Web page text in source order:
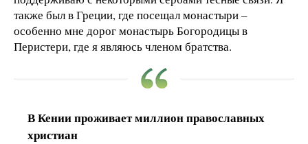
также был в Греции, где посещал монастыри –
особенно мне дорог монастырь Богородицы в
Перистери, где я являюсь членом братства.
В Кении проживает миллион православных
христиан